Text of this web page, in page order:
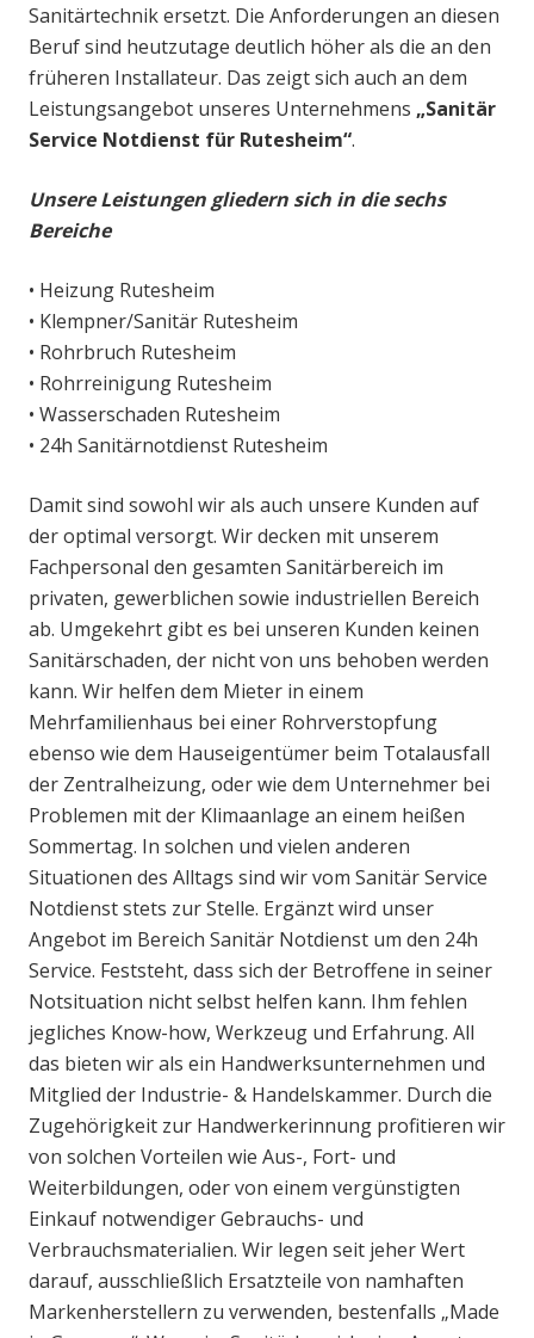
Sanitärtechnik ersetzt. Die Anforderungen an diesen
Beruf sind heutzutage deutlich höher als die an den
früheren Installateur. Das zeigt sich auch an dem
Leistungsangebot unseres Unternehmens „Sanitär
Service Notdienst für Rutesheim“.
Unsere Leistungen gliedern sich in die sechs
Bereiche
• Heizung Rutesheim
• Klempner/Sanitär Rutesheim
• Rohrbruch Rutesheim
• Rohrreinigung Rutesheim
• Wasserschaden Rutesheim
• 24h Sanitärnotdienst Rutesheim
Damit sind sowohl wir als auch unsere Kunden auf
der optimal versorgt. Wir decken mit unserem
Fachpersonal den gesamten Sanitärbereich im
privaten, gewerblichen sowie industriellen Bereich
ab. Umgekehrt gibt es bei unseren Kunden keinen
Sanitärschaden, der nicht von uns behoben werden
kann. Wir helfen dem Mieter in einem
Mehrfamilienhaus bei einer Rohrverstopfung
ebenso wie dem Hauseigentümer beim Totalausfall
der Zentralheizung, oder wie dem Unternehmer bei
Problemen mit der Klimaanlage an einem heißen
Sommertag. In solchen und vielen anderen
Situationen des Alltags sind wir vom Sanitär Service
Notdienst stets zur Stelle. Ergänzt wird unser
Angebot im Bereich Sanitär Notdienst um den 24h
Service. Feststeht, dass sich der Betroffene in seiner
Notsituation nicht selbst helfen kann. Ihm fehlen
jegliches Know-how, Werkzeug und Erfahrung. All
das bieten wir als ein Handwerksunternehmen und
Mitglied der Industrie- & Handelskammer. Durch die
Zugehörigkeit zur Handwerkerinnung profitieren wir
von solchen Vorteilen wie Aus-, Fort- und
Weiterbildungen, oder von einem vergünstigten
Einkauf notwendiger Gebrauchs- und
Verbrauchsmaterialien. Wir legen seit jeher Wert
darauf, ausschließlich Ersatzteile von namhaften
Markenherstellern zu verwenden, bestenfalls „Made